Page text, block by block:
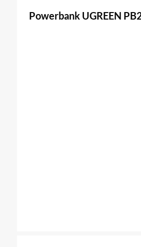
Powerbank UGREEN